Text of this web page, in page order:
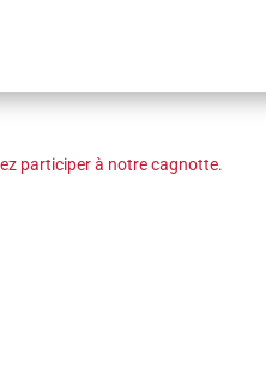
participer à notre cagnotte.